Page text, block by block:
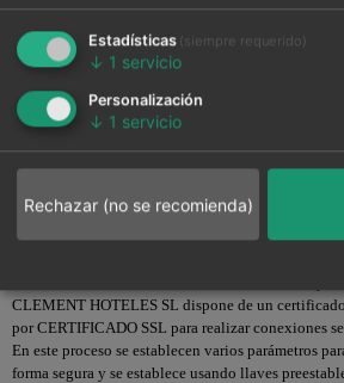
limitación de tratamiento, supresión, portabilidad
de sus datos de carácter personal así como del
tratamiento de los mismos, dirigiendo su petición a
indicada más arriba o al correo electrónico
Podrá dirigirse a la Autoridad de Control
reclamación que considere oportuna.
6. Certificado SSL (Secure Sockets Layer)
El CERTIFICADO SSL proporciona
CLEMENT HOTELES SL dispone de un
por CERTIFICADO SSL para realizar conexiones
En este proceso se establecen varios parámetros
forma segura y se establece usando llaves
Estadísticas (siempre requerido)
↓ 1 servicio
Personalización
↓ 1 servicio
Rechazar (no se recomienda)